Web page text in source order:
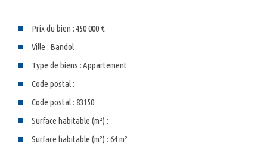
Prix du bien : 450 000 €
Ville : Bandol
Type de biens :Appartement
Code postal :
Code postal : 83150
Surface habitable (m²) :
Surface habitable (m²) : 64 m²